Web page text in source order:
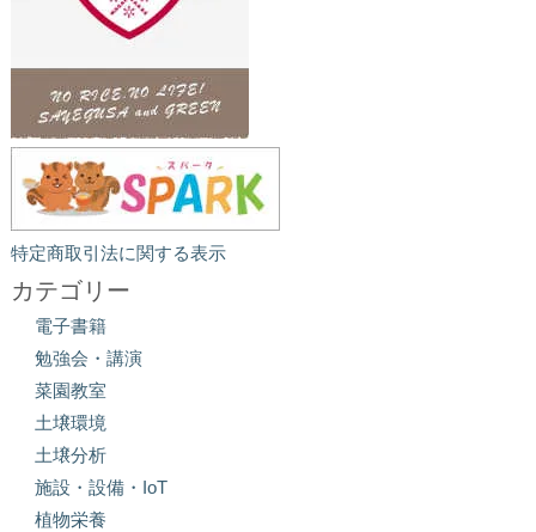
特定商取引法に関する表示
カテゴリー
電子書籍
勉強会・講演
菜園教室
土壌環境
土壌分析
施設・設備・IoT
植物栄養